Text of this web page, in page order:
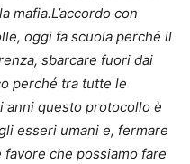
mafia.L’accordo con
oggi fa scuola perché il
sbarcare fuori dai
perché tra tutte le
anni questo protocollo è
esseri umani e, fermare
che possiamo fare